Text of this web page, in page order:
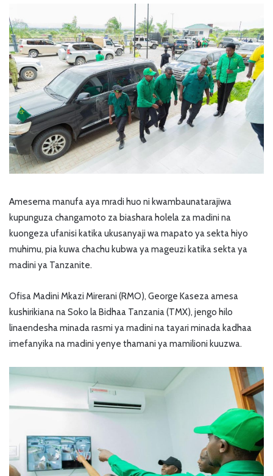
Amesema manufa aya mradi huo ni kwambaunatarajiwa
kupunguza changamoto za biashara holela za madini na
kuongeza ufanisi katika ukusanyaji wa mapato ya sekta hiyo
muhimu, pia kuwa chachu kubwa ya mageuzi katika sekta ya
madini ya Tanzanite.
Ofisa Madini Mkazi Mirerani (RMO), George Kaseza amesa
kushirikiana na Soko la Bidhaa Tanzania (TMX), jengo hilo
linaendesha minada rasmi ya madini na tayari minada kadhaa
imefanyika na madini yenye thamani ya mamilioni kuuzwa.